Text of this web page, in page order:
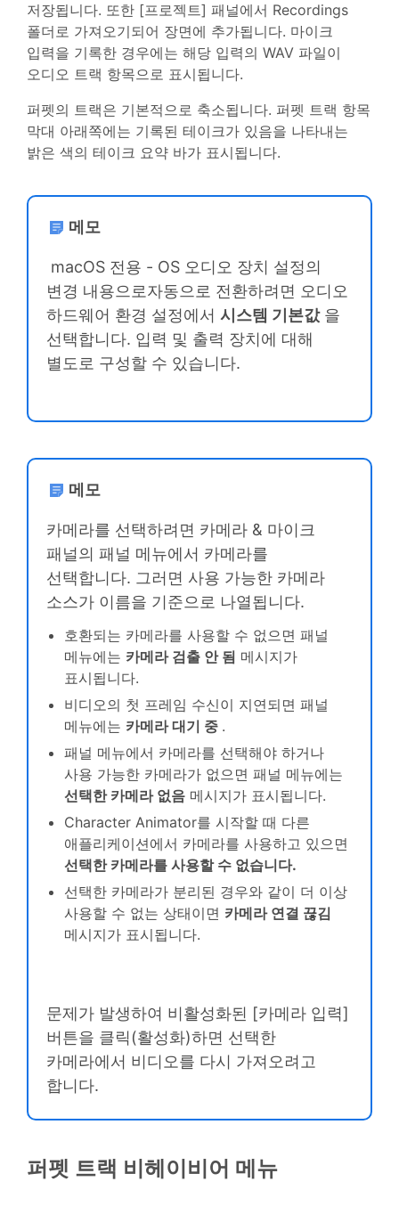
저장됩니다. 또한 [프로젝트] 패널에서 Recordings
폴더로 가져오기되어 장면에 추가됩니다. 마이크
입력을 기록한 경우에는 해당 입력의 WAV 파일이
오디오 트랙 항목으로 표시됩니다.
퍼펫의 트랙은 기본적으로 축소됩니다. 퍼펫 트랙 항목
막대 아래쪽에는 기록된 테이크가 있음을 나타내는
밝은 색의 테이크 요약 바가 표시됩니다.
메모
macOS 전용 - OS 오디오 장치 설정의
변경 내용으로자동으로 전환하려면 오디오
하드웨어 환경 설정에서 시스템 기본값을
선택합니다. 입력 및 출력 장치에 대해
별도로 구성할 수 있습니다.
메모
카메라를 선택하려면 카메라 & 마이크
패널의 패널 메뉴에서 카메라를
선택합니다. 그러면 사용 가능한 카메라
소스가 이름을 기준으로 나열됩니다.
호환되는 카메라를 사용할 수 없으면 패널
메뉴에는 카메라 검출 안 됨 메시지가
표시됩니다.
비디오의 첫 프레임 수신이 지연되면 패널
메뉴에는 카메라 대기 중 .
패널 메뉴에서 카메라를 선택해야 하거나
사용 가능한 카메라가 없으면 패널 메뉴에는
선택한 카메라 없음 메시지가 표시됩니다.
Character Animator를 시작할 때 다른
애플리케이션에서 카메라를 사용하고 있으면
선택한 카메라를 사용할 수 없습니다.
선택한 카메라가 분리된 경우와 같이 더 이상
사용할 수 없는 상태이면 카메라 연결 끊김
메시지가 표시됩니다.
문제가 발생하여 비활성화된 [카메라 입력]
버튼을 클릭(활성화)하면 선택한
카메라에서 비디오를 다시 가져오려고
합니다.
퍼펫 트랙 비헤이비어 메뉴